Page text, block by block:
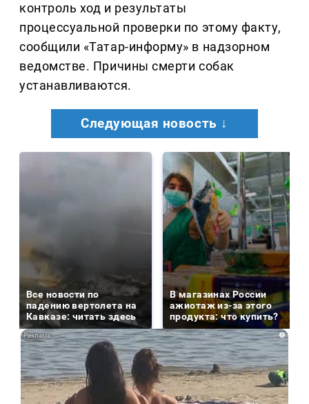
контроль ход и результаты
процессуальной проверки по этому факту,
сообщили «Татар-информу» в надзорном
ведомстве. Причины смерти собак
устанавливаются.
Следующая новость ↓
Все новости по
падению вертолета на
Кавказе: читать здесь
В магазинах России
ажиотаж из-за этого
продукта: что купить?
i